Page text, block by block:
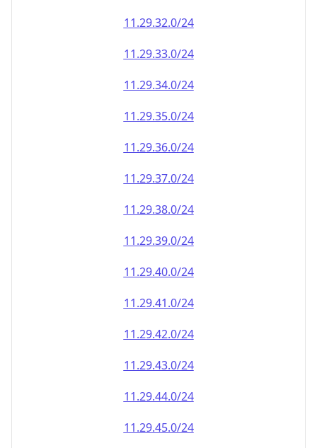
11.29.32.0/24
11.29.33.0/24
11.29.34.0/24
11.29.35.0/24
11.29.36.0/24
11.29.37.0/24
11.29.38.0/24
11.29.39.0/24
11.29.40.0/24
11.29.41.0/24
11.29.42.0/24
11.29.43.0/24
11.29.44.0/24
11.29.45.0/24